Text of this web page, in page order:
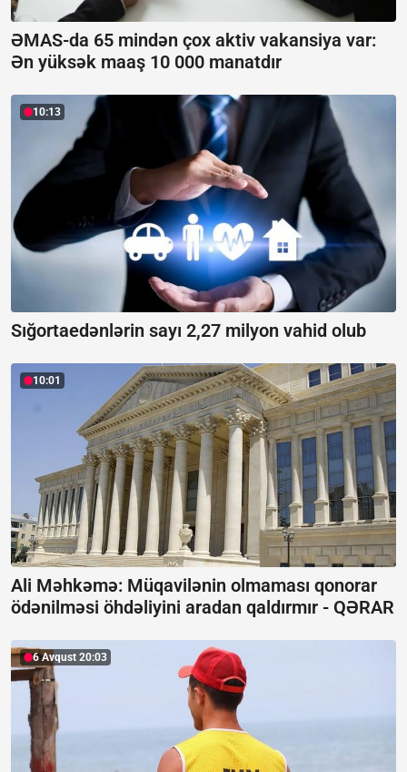
ƏMAS-da 65 mindən çox aktiv vakansiya var:
Ən yüksək maaş 10 000 manatdır
10:13
Sığortaedənlərin sayı 2,27 milyon vahid olub
10:01
Ali Məhkəmə: Müqavilənin olmaması qonorar
ödənilməsi öhdəliyini aradan qaldırmır - QƏRAR
6 Avqust 20:03